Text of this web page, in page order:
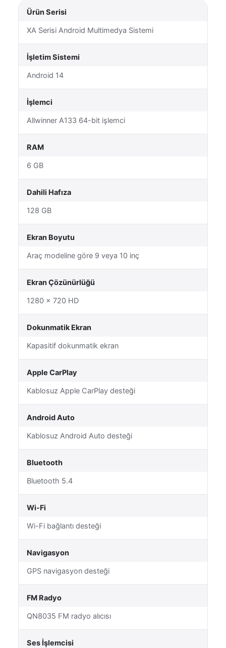
Ürün Serisi
XA Serisi Android Multimedya Sistemi
İşletim Sistemi
Android 14
İşlemci
Allwinner A133 64-bit işlemci
RAM
6 GB
Dahili Hafıza
128 GB
Ekran Boyutu
Araç modeline göre 9 veya 10 inç
Ekran Çözünürlüğü
1280 × 720 HD
Dokunmatik Ekran
Kapasitif dokunmatik ekran
Apple CarPlay
Kablosuz Apple CarPlay desteği
Android Auto
Kablosuz Android Auto desteği
Bluetooth
Bluetooth 5.4
Wi-Fi
Wi-Fi bağlantı desteği
Navigasyon
GPS navigasyon desteği
FM Radyo
QN8035 FM radyo alıcısı
Ses İşlemcisi